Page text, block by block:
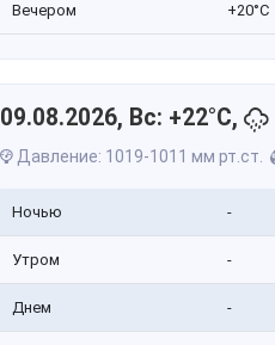
Вечером +20°C
09.08.2026, Вс: +22°C,
Давление: 1019-1011 мм рт.ст.
Ночью -
Утром -
Днем -